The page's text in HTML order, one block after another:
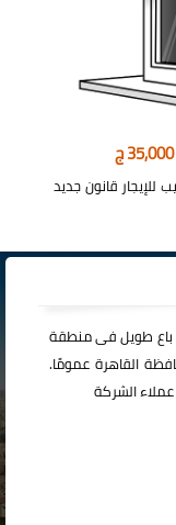
للإيجار قانون جديد
باع طويل فى منطقة
القاهرة عمومًا.
الشركة